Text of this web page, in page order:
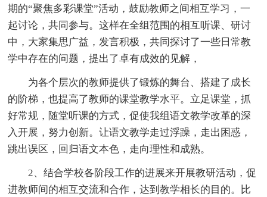
期的“聚焦多彩课堂”活动，鼓励教师之间相互学习，一
起讨论，共同参与。这样在全组范围的相互听课、研讨
中，大家集思广益，发言积极，共同探讨了一些日常教
学中存在的问题，提出了卓有成效的见解，
为各个层次的教师提供了锻炼的舞台、搭建了成长
的阶梯，也提高了教师的课堂教学水平。立足课堂，抓
好常规，随堂听课的方式，促使我组语文教学改革的深
入开展，努力创新。让语文教学走过浮躁，走出困惑，
跳出误区，回归语文本色，走向理性和成熟。
2、结合学校各阶段工作的进展来开展教研活动，促
进教师间的相互交流和合作，达到教学相长的目的。比